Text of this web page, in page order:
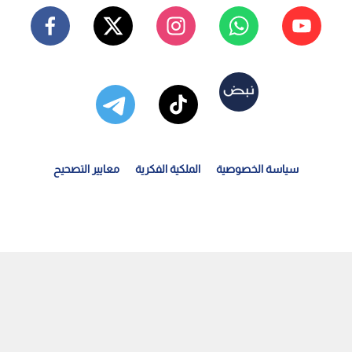
سياسة الخصوصية الملكية الفكرية معايير التصحيح